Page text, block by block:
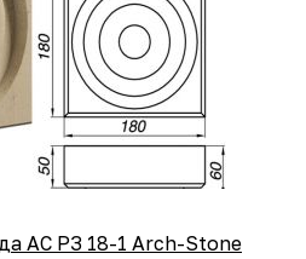
АС РЗ 18-1 Arch-Stone